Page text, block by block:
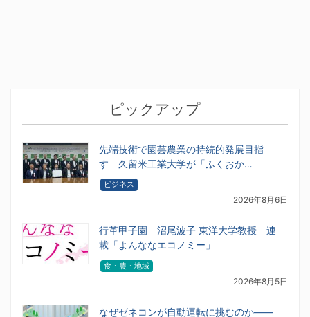
ピックアップ
先端技術で園芸農業の持続的発展目指
す 久留米工業大学が「ふくおか…
ビジネス
2026年8月6日
行革甲子園 沼尾波子 東洋大学教授 連
載「よんななエコノミー」
食・農・地域
2026年8月5日
なぜゼネコンが自動運転に挑むのか――